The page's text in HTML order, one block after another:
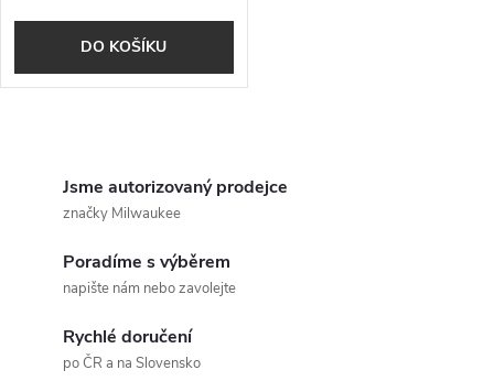
DO KOŠÍKU
Jsme autorizovaný prodejce
značky Milwaukee
Poradíme s výběrem
napište nám nebo zavolejte
Rychlé doručení
po ČR a na Slovensko